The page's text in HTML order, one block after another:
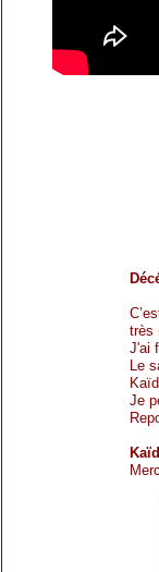
très
J'ai
Le
Je